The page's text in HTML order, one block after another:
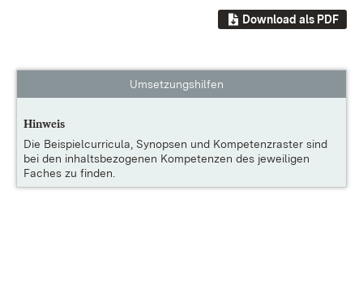
Download als PDF
Umsetzungshilfen
Hinweis
Die Beispielcurricula, Synopsen und Kompetenzraster sind
bei den inhaltsbezogenen Kompetenzen des jeweiligen
Faches zu finden.